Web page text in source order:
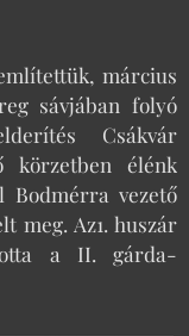
március
sávjában folyó
Csákvár
körzetben élénk
Bodmérra vezető
meg. Az1. huszár
a II. gárda-